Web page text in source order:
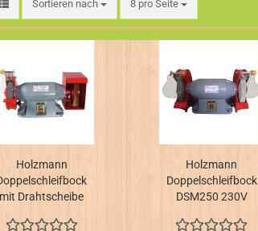
Sortieren nach
Sortieren nach 8 pro Seite
pro Seite
Holzmann
mit Drahtscheibe
Holzmann
Doppelschleifbock
DSM250 230V